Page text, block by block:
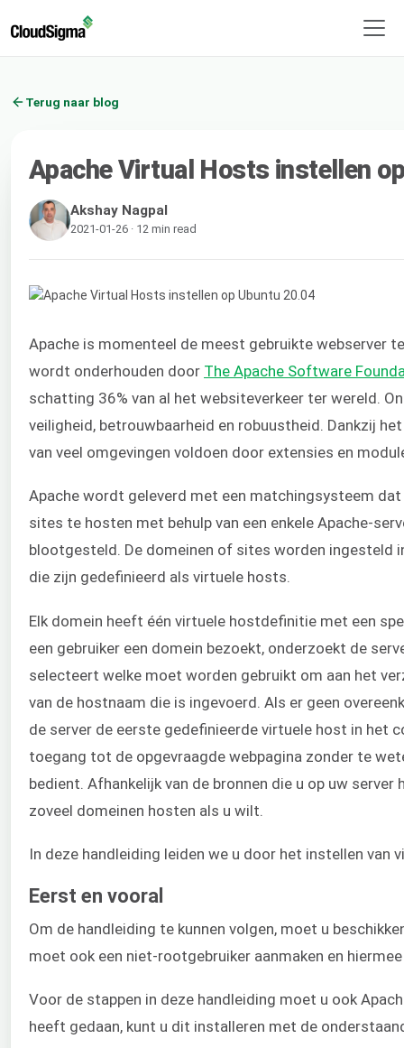
Terug naar blog
Apache Virtual Hosts instellen
Akshay Nagpal
2021-01-26 · 12 min read
Apache is momenteel de meest gebruikte webserver
wordt onderhouden door The Apache Software
schatting 36% van al het websiteverkeer ter wereld.
veiligheid, betrouwbaarheid en robuustheid. Dankzij
van veel omgevingen voldoen door extensies en
Apache wordt geleverd met een matchingsysteem
sites te hosten met behulp van een enkele Apache-
blootgesteld. De domeinen of sites worden ingesteld
die zijn gedefinieerd als virtuele hosts.
Elk domein heeft één virtuele hostdefinitie met een
een gebruiker een domein bezoekt, onderzoekt de
selecteert welke moet worden gebruikt om aan het
van de hostnaam die is ingevoerd. Als er geen
de server de eerste gedefinieerde virtuele host in het
toegang tot de opgevraagde webpagina zonder te
bedient. Afhankelijk van de bronnen die u op uw server
zoveel domeinen hosten als u wilt.
In deze handleiding leiden we u door het instellen van
Eerst en vooral
Om de handleiding te kunnen volgen, moet u
moet ook een niet-rootgebruiker aanmaken en
Voor de stappen in deze handleiding moet u ook
heeft gedaan, kunt u dit installeren met de